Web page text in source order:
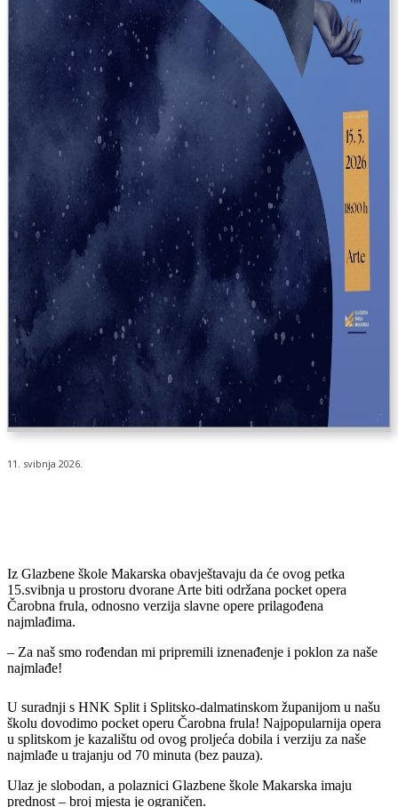
11. svibnja 2026.
Iz Glazbene škole Makarska obavještavaju da će ovog petka
15.svibnja u prostoru dvorane Arte biti održana pocket opera
Čarobna frula, odnosno verzija slavne opere prilagođena
najmlađima.
– Za naš smo rođendan mi pripremili iznenađenje i poklon za naše
najmlađe!
U suradnji s HNK Split i Splitsko-dalmatinskom županijom u našu
školu dovodimo pocket operu Čarobna frula! Najpopularnija opera
u splitskom je kazalištu od ovog proljeća dobila i verziju za naše
najmlađe u trajanju od 70 minuta (bez pauza).
Ulaz je slobodan, a polaznici Glazbene škole Makarska imaju
prednost – broj mjesta je ograničen.